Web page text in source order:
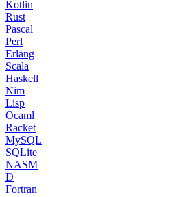
Kotlin
Rust
Pascal
Perl
Erlang
Scala
Haskell
Nim
Lisp
Ocaml
Racket
MySQL
SQLite
NASM
D
Fortran